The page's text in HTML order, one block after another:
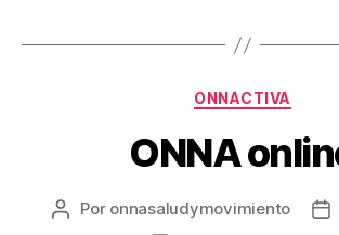
Categorías
ONNACTIVA
ONNA
Autor
Por onnasaludymovimiento